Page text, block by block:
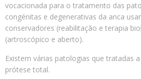
vocacionada para o tratamento das
congénitas e degenerativas da anca
conservadores (reabilitação e terapia
(artroscópico e aberto).
Existem várias patologias que tratadas
prótese total.